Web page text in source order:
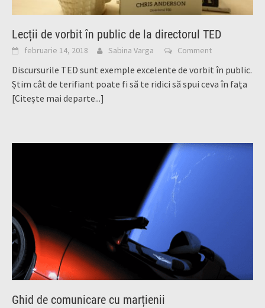
Lecții de vorbit în public de la directorul TED
februarie 14, 2018 Sabina Varga Comment
Discursurile TED sunt exemple excelente de vorbit în public.
Știm cât de terifiant poate fi să te ridici să spui ceva în fața
[Citește mai departe...]
Ghid de comunicare cu marțienii